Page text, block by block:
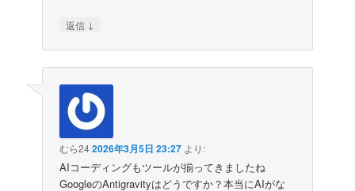
返信 ↓
むら242026年3月5日 23:27 より:
AIコーディングもツールが揃ってきましたね
GoogleのAntigravityはどうですか？本当にAIがな